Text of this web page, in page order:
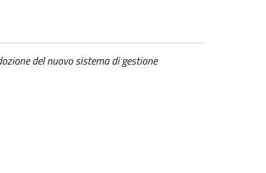
del nuovo sistema di gestione